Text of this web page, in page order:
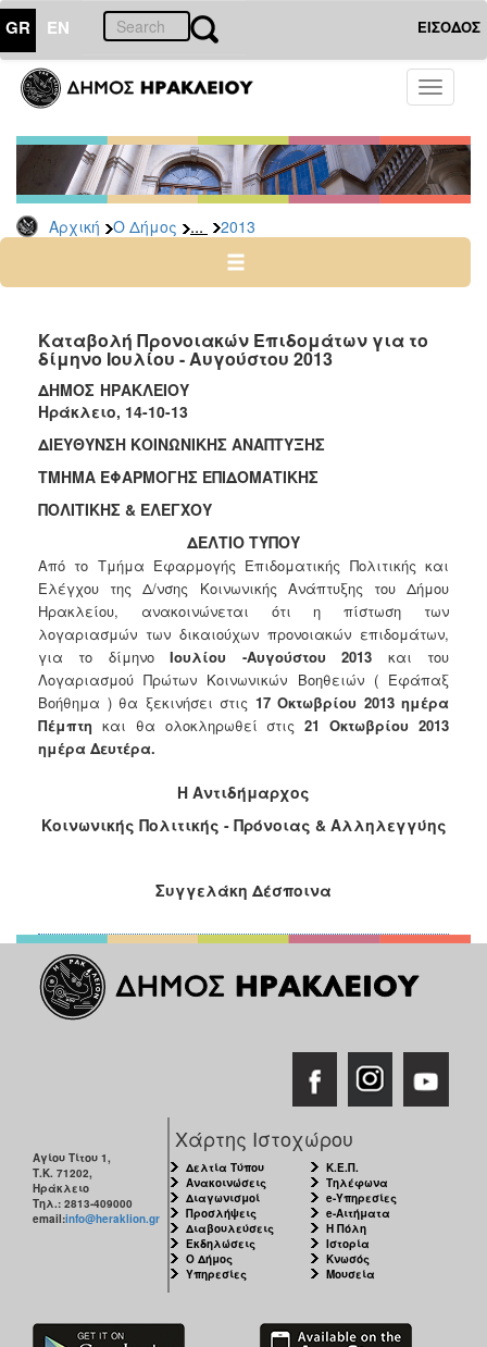
GR EN ΕΙΣΟΔΟΣ
Toggle
Αρχική Ο Δήμος ... 2013
ΔΗΜΟΣ
Δελτία
Τύπου
Αρχείο
2026
2024
2022
2021
2020
2019
2018
2017
2016
2015
2013
2012
2011
2010
2006
ΠΟΛΙΤΙΣΜΟΣ
ΑΝΘΕΚΤΙΚΗ
ΠΟΛΗ
Καταβολή Προνοιακών Επιδομάτων για το
δίμηνο Ιουλίου - Αυγούστου 2013
ΔΗΜΟΣ ΗΡΑΚΛΕΙΟΥ
Ηράκλειο, 14-10-13
ΔΙΕΥΘΥΝΣΗ ΚΟΙΝΩΝΙΚΗΣ ΑΝΑΠΤΥΞΗΣ
ΤΜΗΜΑ ΕΦΑΡΜΟΓΗΣ ΕΠΙΔΟΜΑΤΙΚΗΣ
ΠΟΛΙΤΙΚΗΣ & ΕΛΕΓΧΟΥ
ΔΕΛΤΙΟ ΤΥΠΟΥ
Από το Τμήμα Εφαρμογής Επιδοματικής Πολιτικής και
Ελέγχου της Δ/νσης Κοινωνικής Ανάπτυξης του Δήμου
Ηρακλείου, ανακοινώνεται ότι η πίστωση των
λογαριασμών των δικαιούχων προνοιακών επιδομάτων,
για το δίμηνοΙουλίου -Αυγούστου 2013 και του
Λογαριασμού Πρώτων Κοινωνικών Βοηθειών ( Εφάπαξ
Βοήθημα ) θα ξεκινήσει στις 17 Οκτωβρίου 2013 ημέρα
Πέμπτη και θα ολοκληρωθεί στις21 Οκτωβρίου 2013
ημέρα Δευτέρα.
Η Αντιδήμαρχος
Κοινωνικής Πολιτικής - Πρόνοιας & Αλληλεγγύης
Συγγελάκη Δέσποινα
Αγίου Τίτου 1,
Τ.Κ. 71202,
Ηράκλειο
Τηλ.: 2813-409000
email:info@heraklion.gr
Χάρτης Ιστοχώρου
Δελτία Τύπου
Ανακοινώσεις
Διαγωνισμοί
Προσλήψεις
Διαβουλεύσεις
Εκδηλώσεις
Ο Δήμος
Υπηρεσίες
Κ.Ε.Π.
Τηλέφωνα
e-Υπηρεσίες
e-Αιτήματα
Η Πόλη
Ιστορία
Κνωσός
Μουσεία